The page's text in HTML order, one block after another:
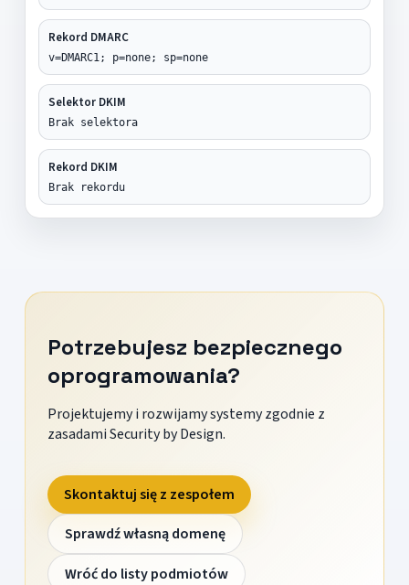
Rekord DMARC
v=DMARC1; p=none; sp=none
Selektor DKIM
Brak selektora
Rekord DKIM
Brak rekordu
Potrzebujesz bezpiecznego
oprogramowania?
Projektujemy i rozwijamy systemy zgodnie z
zasadami Security by Design.
Skontaktuj się z zespołem
Sprawdź własną domenę
Wróć do listy podmiotów